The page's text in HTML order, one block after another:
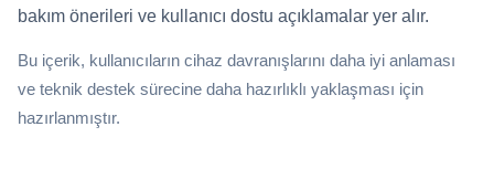
bakım önerileri ve kullanıcı dostu açıklamalar yer alır.
Bu içerik, kullanıcıların cihaz davranışlarını daha iyi anlaması
ve teknik destek sürecine daha hazırlıklı yaklaşması için
hazırlanmıştır.